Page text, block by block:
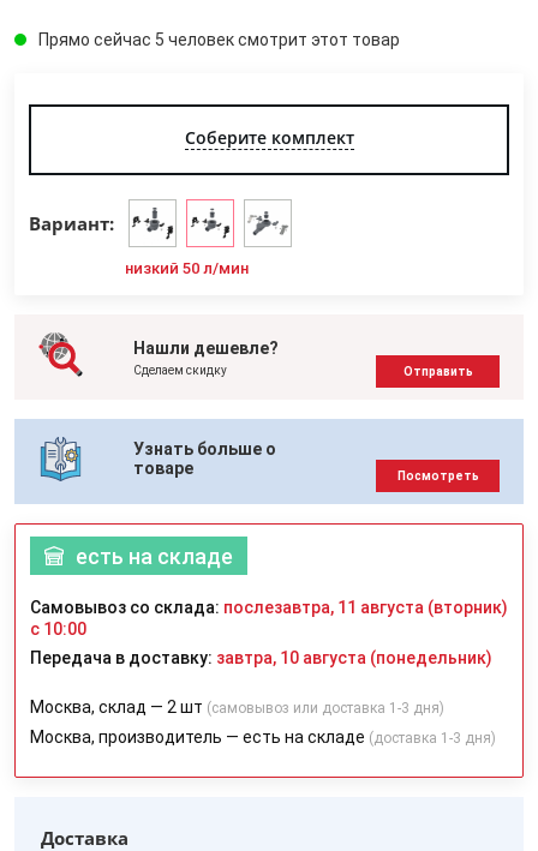
Прямо сейчас 5 человек смотрит этот товар
Соберите комплект
Вариант:
низкий 50 л/мин
Нашли дешевле?
Сделаем скидку Отправить
Узнать больше о
товаре
Посмотреть
есть на складе
Самовывоз со склада: послезавтра, 11 августа (вторник)
с 10:00
Передача в доставку: завтра, 10 августа (понедельник)
Москва, склад — 2 шт (самовывоз или доставка 1-3 дня)
Москва, производитель — есть на складе (доставка 1-3 дня)
Доставка